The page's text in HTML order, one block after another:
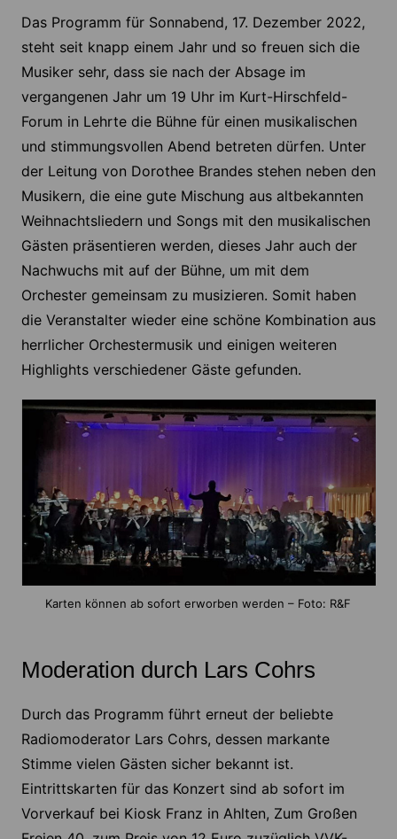
Das Programm für Sonnabend, 17. Dezember 2022,
steht seit knapp einem Jahr und so freuen sich die
Musiker sehr, dass sie nach der Absage im
vergangenen Jahr um 19 Uhr im Kurt-Hirschfeld-
Forum in Lehrte die Bühne für einen musikalischen
und stimmungsvollen Abend betreten dürfen. Unter
der Leitung von Dorothee Brandes stehen neben den
Musikern, die eine gute Mischung aus altbekannten
Weihnachtsliedern und Songs mit den musikalischen
Gästen präsentieren werden, dieses Jahr auch der
Nachwuchs mit auf der Bühne, um mit dem
Orchester gemeinsam zu musizieren. Somit haben
die Veranstalter wieder eine schöne Kombination aus
herrlicher Orchestermusik und einigen weiteren
Highlights verschiedener Gäste gefunden.
Karten können ab sofort erworben werden – Foto: R&F
Moderation durch Lars Cohrs
Durch das Programm führt erneut der beliebte
Radiomoderator Lars Cohrs, dessen markante
Stimme vielen Gästen sicher bekannt ist.
Eintrittskarten für das Konzert sind ab sofort im
Vorverkauf bei Kiosk Franz in Ahlten, Zum Großen